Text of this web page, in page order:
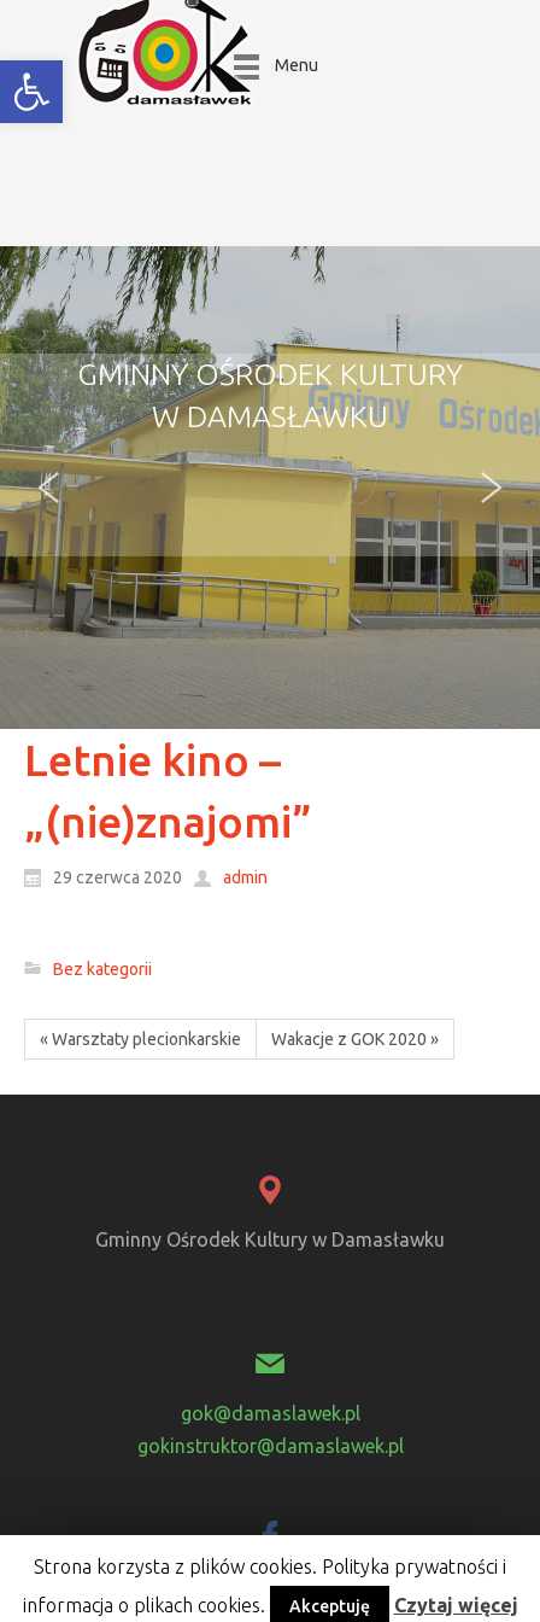
Open toolbar Menu
GMINNY OŚRODEK KULTURY
W DAMASŁAWKU
Letnie kino –
„(nie)znajomi”
29 czerwca 2020 admin
Bez kategorii
« Warsztaty plecionkarskie Wakacje z GOK 2020 »
Gminny Ośrodek Kultury w Damasławku
gok@damaslawek.pl
gokinstruktor@damaslawek.pl
Odwiedź nas na facebook-u
Strona korzysta z plików cookies. Polityka prywatności i
informacja o plikach cookies.
Akceptuję Czytaj więcej